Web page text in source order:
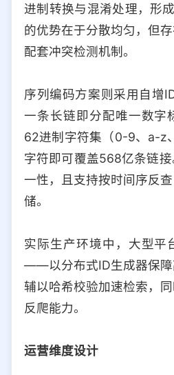
进制转换与混淆处理，形
的优势在于分散均匀，但
配套冲突检测机制。
序列编码方案则采用自增
一条长链即分配唯一数字
62进制字符集（0-9、a-z
字符即可覆盖568亿条链
一性，且支持按时间序反
储。
实际生产环境中，大型平
——以分布式ID生成器保障
辅以哈希校验加速检索，
反爬能力。
运营维度设计